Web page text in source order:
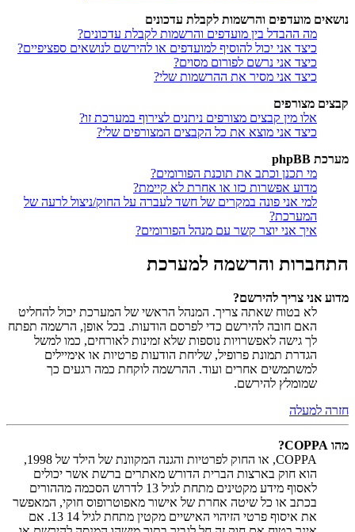
נושאים מועדפים והרשמות לקבלת עדכונים
מה ההבדל בין מועדפים והרשמות לקבלת עדכונים?
כיצד אני יכול להוסיף למועדפים או להירשם לנושאים ספציפיים?
כיצד אני נרשם לפורום מסוים?
כיצד אני מסיר את ההרשמות שלי?
קבצים מצורפים
אלו מין קבצים מצורפים ניתנים לצירוף במערכת זו?
כיצד אני מוצא את כל הקבצים המצורפים שלי?
מערכת phpBB
מי תכנן וכתב את תוכנת הפורומים?
מדוע אפשרות כזו או אחרת לא קיימת?
למי אני פונה במקרים של חשד לעברה על החוק/ניצול לרעה של
המערכת?
איך אני יוצר קשר עם מנהל הפורומים?
התחברות והרשמה למערכת
מדוע אני צריך להירשם?
לא בטוח שאתה צריך. המנהל הראשי של המערכת יכול להחליט
האם חובה להירשם כדי לפרסם הודעות. בכל אופן, הרשמה תפתח
לך גישה לאפשרויות נוספות שלא זמינות לאורחים, כמו למשל
הגדרת תמונת פרופיל, שליחת הודעות פרטיות או אימיילים
למשתמשים אחרים ועוד. ההרשמה לוקחת כמה רגעים כך
שמומלץ להירשם.
חזרה למעלה
מהו COPPA?
COPPA, או החוק לפרטיות והגנה המקוונת של הילד של 1998,
הוא חוק בארצות הברית הדורש מאתרים ברשת אשר יכולים
לאסוף מידע מקטינים מתחת לגיל 13 לדרוש הסכמה מההורים
בכתב או כל שיטה אחרת של אישור מאפוטרופוס חוקי, המאפשר
את איסוף פרטי הזיהוי האישיים מקטין מתחת לגיל 14 13. אם